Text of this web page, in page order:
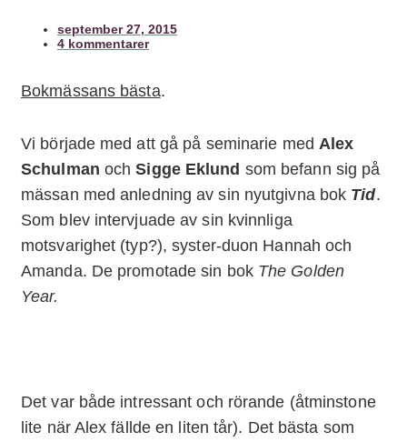
september 27, 2015
4 kommentarer
Bokmässans bästa.
Vi började med att gå på seminarie med Alex
Schulman ochSigge Eklund som befann sig på
mässan med anledning av sin nyutgivna bok Tid.
Som blev intervjuade av sin kvinnliga
motsvarighet (typ?), syster-duon Hannah och
Amanda. De promotade sin bok The Golden
Year.
Det var både intressant och rörande (åtminstone
lite när Alex fällde en liten tår). Det bästa som